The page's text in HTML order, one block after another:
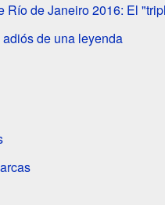
Río de Janeiro 2016: El
de una leyenda